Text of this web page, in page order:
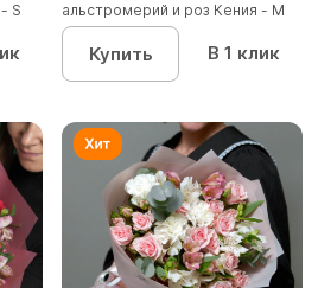
S
альстромерий и роз Кения - M
Купить В 1 клик